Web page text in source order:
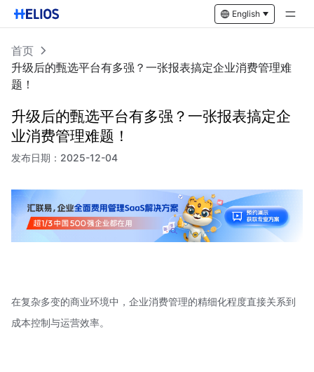
English
首页
升级后的甄选平台有多强？一张报表搞定企业消费管理难
题！
升级后的甄选平台有多强？一张报表搞定企
业消费管理难题！
发布日期： 2025-12-04
在复杂多变的商业环境中，企业消费管理的精细化程度直接关系到
成本控制与运营效率。